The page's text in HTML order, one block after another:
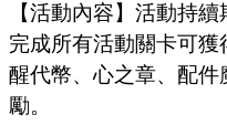
【活動內容】活動持
完成所有活動關卡可
醒代幣、心之章、配
勵。